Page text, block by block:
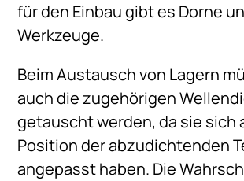
für den Einbau gibt es Dorne
Werkzeuge.
Beim Austausch von Lagern
auch die zugehörigen
getauscht werden, da sie sich
Position der abzudichtenden
angepasst haben. Die